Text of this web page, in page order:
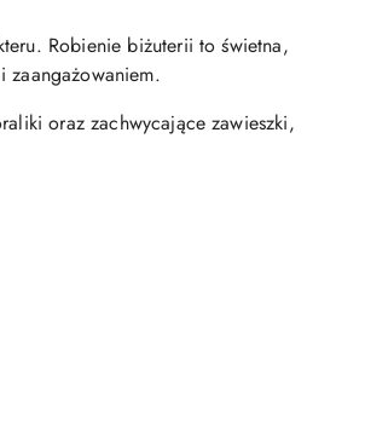
Robienie biżuterii to świetna,
zaangażowaniem.
oraz zachwycające zawieszki,